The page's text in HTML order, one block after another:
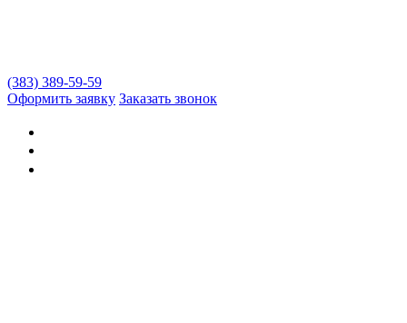
(383) 389-59-59
Оформить заявку Заказать звонок